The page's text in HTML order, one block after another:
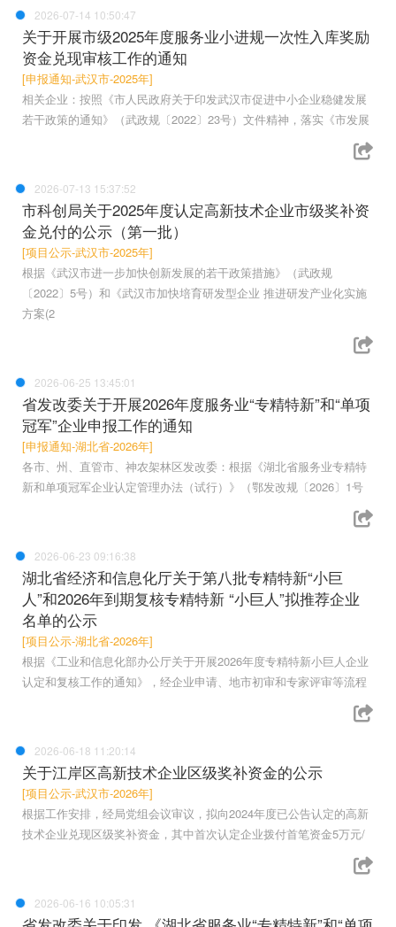
2026-07-14 10:50:47
关于开展市级2025年度服务业小进规一次性入库奖励
资金兑现审核工作的通知
[申报通知-武汉市-2025年]
相关企业：按照《市人民政府关于印发武汉市促进中小企业稳健发展
若干政策的通知》（武政规〔2022〕23号）文件精神，落实《市发展
2026-07-13 15:37:52
市科创局关于2025年度认定高新技术企业市级奖补资
金兑付的公示（第一批）
[项目公示-武汉市-2025年]
根据《武汉市进一步加快创新发展的若干政策措施》（武政规
〔2022〕5号）和《武汉市加快培育研发型企业 推进研发产业化实施
方案(2
2026-06-25 13:45:01
省发改委关于开展2026年度服务业“专精特新”和“单项
冠军”企业申报工作的通知
[申报通知-湖北省-2026年]
各市、州、直管市、神农架林区发改委：根据《湖北省服务业专精特
新和单项冠军企业认定管理办法（试行）》（鄂发改规〔2026〕1号
2026-06-23 09:16:38
湖北省经济和信息化厅关于第八批专精特新“小巨
人”和2026年到期复核专精特新 “小巨人”拟推荐企业
名单的公示
[项目公示-湖北省-2026年]
根据《工业和信息化部办公厅关于开展2026年度专精特新小巨人企业
认定和复核工作的通知》，经企业申请、地市初审和专家评审等流程
2026-06-18 11:20:14
关于江岸区高新技术企业区级奖补资金的公示
[项目公示-武汉市-2026年]
根据工作安排，经局党组会议审议，拟向2024年度已公告认定的高新
技术企业兑现区级奖补资金，其中首次认定企业拨付首笔资金5万元/
2026-06-16 10:05:31